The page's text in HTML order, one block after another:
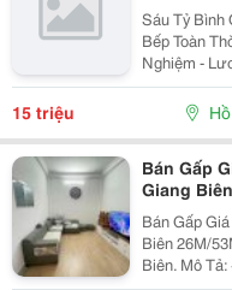
Sáu Tỷ Bình Quới
Bếp Toàn Thời Gian * Nữ Rau
Nghiệm - Lương 10Tr + Tháng 13 - Tháng 2 Ngày Off -
Lễ X 2 - Được Nghỉ Tết Nđ * Chảo Chính : 2 Người Có
Kinh
15 triệu
Bán Gấp
Giang
Long Biên.
Bán Gấp
Biên 26M/
Biên. Mô
Và 2 Đế